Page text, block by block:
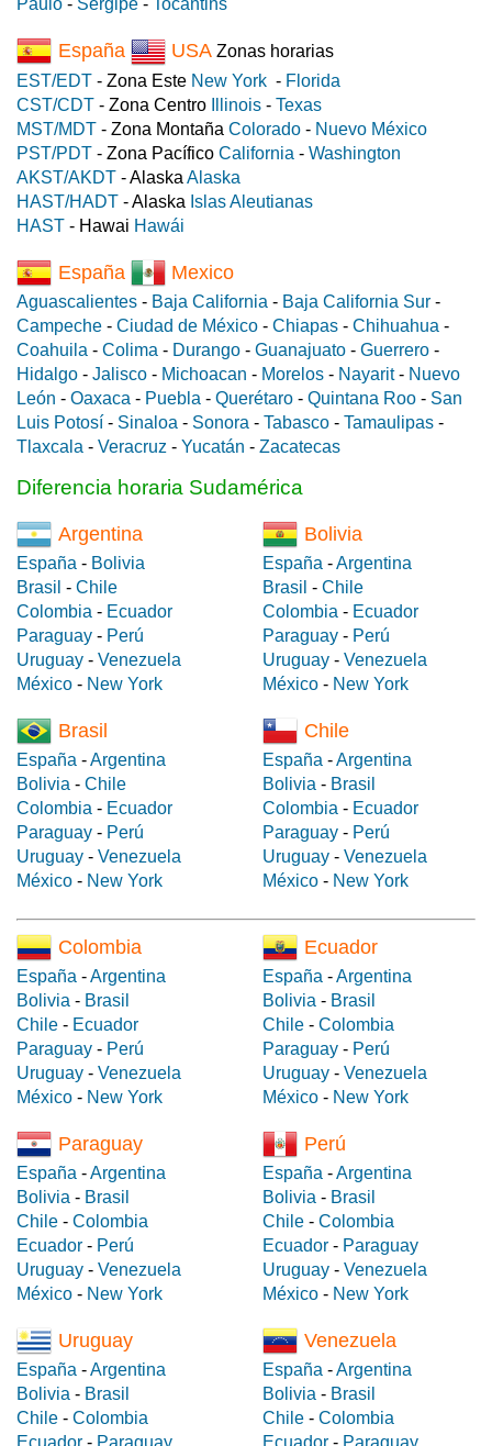
España USA Zonas horarias
EST/EDT - Zona Este New York - Florida
CST/CDT - Zona Centro Illinois - Texas
MST/MDT - Zona Montaña Colorado - Nuevo México
PST/PDT - Zona Pacífico California - Washington
AKST/AKDT - Alaska Alaska
HAST/HADT - Alaska Islas Aleutianas
HAST - Hawai Hawái
España Mexico
Aguascalientes - Baja California - Baja California Sur -
Campeche - Ciudad de México - Chiapas - Chihuahua -
Coahuila - Colima - Durango - Guanajuato - Guerrero -
Hidalgo - Jalisco - Michoacan - Morelos - Nayarit- Nuevo
León - Oaxaca - Puebla - Querétaro - Quintana Roo - San
Luis Potosí - Sinaloa - Sonora - Tabasco - Tamaulipas -
Tlaxcala - Veracruz - Yucatán - Zacatecas
Diferencia horaria Sudamérica
Argentina
España - Bolivia
Brasil - Chile
Colombia - Ecuador
Paraguay - Perú
Uruguay - Venezuela
México - New York
Bolivia
España -Argentina
Brasil - Chile
Colombia - Ecuador
Paraguay - Perú
Uruguay - Venezuela
México - New York
Brasil
España -Argentina
Bolivia - Chile
Colombia - Ecuador
Paraguay - Perú
Uruguay - Venezuela
México - New York
Chile
España -Argentina
Bolivia - Brasil
Colombia - Ecuador
Paraguay - Perú
Uruguay - Venezuela
México - New York
Colombia
España -Argentina
Bolivia - Brasil
Chile - Ecuador
Paraguay - Perú
Uruguay - Venezuela
México - New York
Ecuador
España -Argentina
Bolivia - Brasil
Chile - Colombia
Paraguay - Perú
Uruguay - Venezuela
México - New York
Paraguay
España -Argentina
Bolivia - Brasil
Chile - Colombia
Ecuador - Perú
Uruguay - Venezuela
México - New York
Perú
España -Argentina
Bolivia - Brasil
Chile - Colombia
Ecuador - Paraguay
Uruguay - Venezuela
México - New York
Uruguay
España -Argentina
Bolivia - Brasil
Chile - Colombia
Venezuela
España -Argentina
Bolivia - Brasil
Chile - Colombia